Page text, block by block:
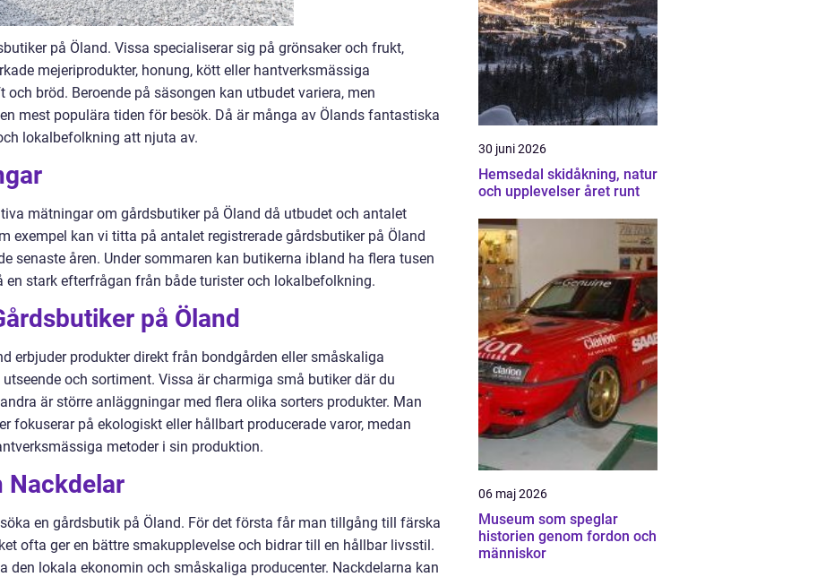
på Öland. Vissa specialiserar sig på grönsaker och frukt,
mejeriprodukter, honung, kött eller hantverksmässiga
bröd. Beroende på säsongen kan utbudet variera, men
mest populära tiden för besök. Då är många av Ölands fantastiska
lokalbefolkning att njuta av.
mätningar om gårdsbutiker på Öland då utbudet och antalet
exempel kan vi titta på antalet registrerade gårdsbutiker på Öland
senaste åren. Under sommaren kan butikerna ibland ha flera tusen
en stark efterfrågan från både turister och lokalbefolkning.
på Öland
erbjuder produkter direkt från bondgården eller småskaliga
och sortiment. Vissa är charmiga små butiker där du
är större anläggningar med flera olika sorters produkter. Man
fokuserar på ekologiskt eller hållbart producerade varor, medan
metoder i sin produktion.
Nackdelar
en gårdsbutik på Öland. För det första får man tillgång till färska
ofta ger en bättre smakupplevelse och bidrar till en hållbar livsstil.
den lokala ekonomin och småskaliga producenter. Nackdelarna kan
30 juni 2026
Hemsedal skidåkning, natur
och upplevelser året runt
06 maj 2026
Museum som speglar
historien genom fordon och
människor